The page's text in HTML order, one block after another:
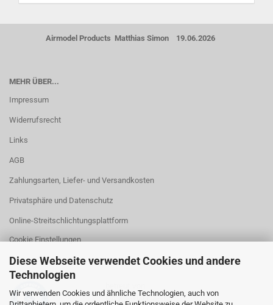
Diese Webseite verwendet Cookies und andere
Technologien
Wir verwenden Cookies und ähnliche Technologien, auch von
Airmodel Products Matthias Simon 19.06.2026
MEHR ÜBER...
Impressum
Widerrufsrecht
Links
AGB
Zahlungsarten, Liefer- und Versandkosten
Privatsphäre und Datenschutz
Online-Streitschlichtungsplattform
Cookie Einstellungen
RA Kanzlei Gerstel